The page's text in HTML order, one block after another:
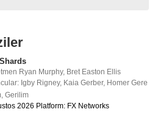
Ryan Murphy, Bret Easton Ellis
Igby Rigney, Kaia Gerber, Homer Gere
,Gerilim
2026 Platform: FX Networks